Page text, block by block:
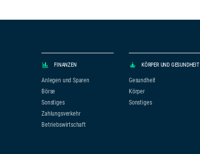
FINANZEN
Anlegen und Sparen
Börse
Sonstiges
Zahlungsverkehr
Betriebswirtschaft
KÖRPER UND GESUNDHEIT
Gesundheit
Körper
Sonstiges